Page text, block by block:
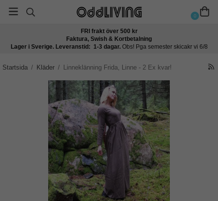
0
FRI frakt över 500 kr
Faktura, Swish & Kortbetalning
Lager i Sverige. Leveranstid: 1-3 dagar. Obs! Pga semester skicakr vi 6/8
Startsida / Kläder / Linneklänning Frida, Linne - 2 Ex kvar!